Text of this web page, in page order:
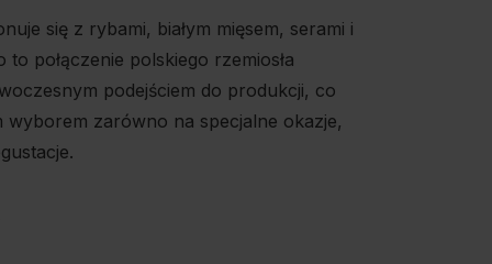
się z rybami, białym mięsem, serami i
to połączenie polskiego rzemiosła
podejściem do produkcji, co
wyborem zarówno na specjalne okazje,